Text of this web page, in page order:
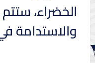
الخضراء،
والاستدامة